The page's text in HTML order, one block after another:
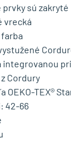
prvky sú zakryté
vrecká
integrovanou
Cordury
TEX®
42-66